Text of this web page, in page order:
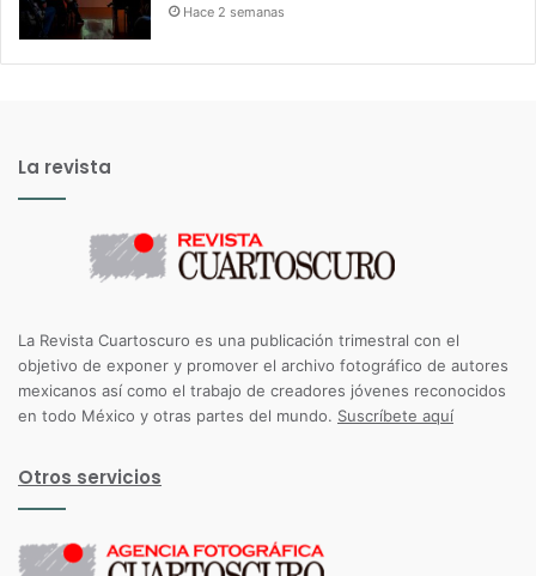
Hace 2 semanas
La revista
La Revista Cuartoscuro es una publicación trimestral con el
objetivo de exponer y promover el archivo fotográfico de autores
mexicanos así como el trabajo de creadores jóvenes reconocidos
en todo México y otras partes del mundo. Suscríbete aquí
Otros servicios